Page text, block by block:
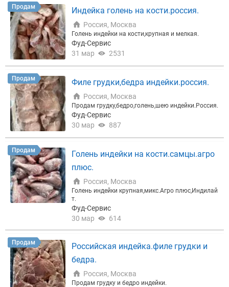
Продам Индейка голень на кости.россия.
Россия, Москва
Голень индейки на кости,крупная и мелкая.
Фуд-Сервис
31 мар
2531
Продам Филе грудки,бедра индейки.россия.
Россия, Москва
Продам грудку,бедро,голень,шею индейки.Россия.
Фуд-Сервис
30 мар
887
Продам
Голень индейки на кости.самцы.агро
плюс.
Россия, Москва
Голень индейки крупная,микс.Агро плюс,Индилай
т.
Фуд-Сервис
30 мар
614
Продам
Российская индейка.филе грудки и
бедра.
Россия, Москва
Продам грудку и бедро индейки.